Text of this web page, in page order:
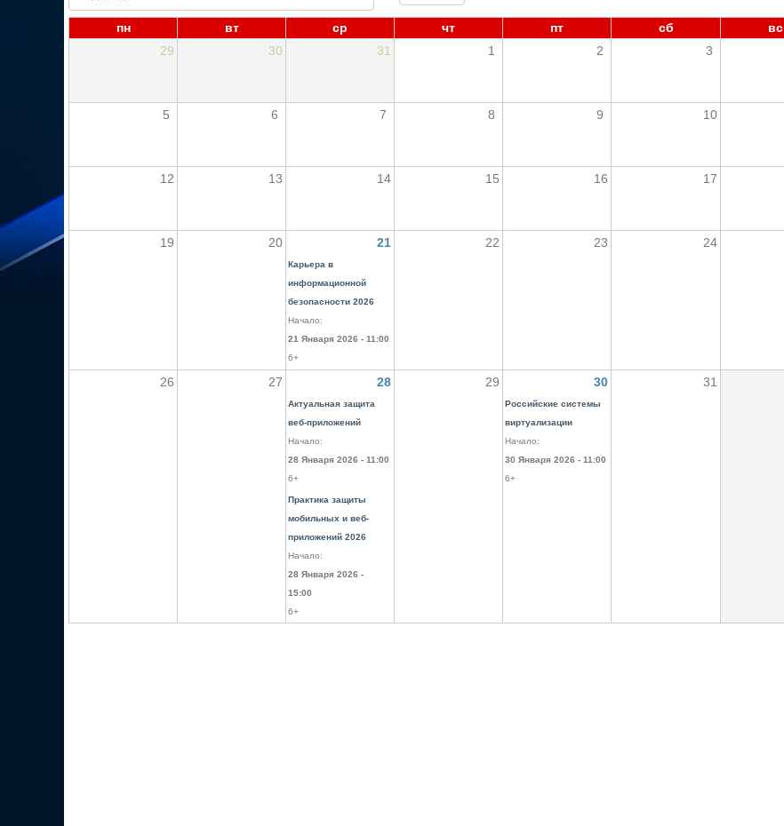
пн вт ср чт пт сб
вс
29
30 31 1 2 3
5 6 7 8 9 10
12 13 14 15 16 17
19 20 21 22 23 24
Карьера в
информационной
безопасности 2026
Начало:
21 Января 2026 - 11:00
6+
26 27 28 29 30 31
Актуальная защита
веб-приложений
Начало:
28 Января 2026 - 11:00
6+
Практика защиты
мобильных и веб-
приложений 2026
Начало:
28 Января 2026 -
15:00
6+
Российские системы
виртуализации
Начало:
30 Января 2026 - 11:00
6+